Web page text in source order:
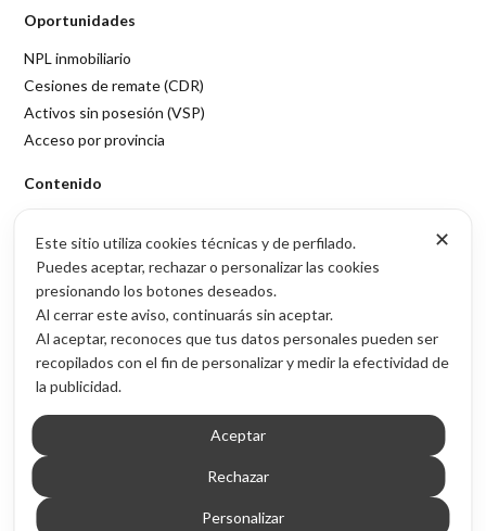
Oportunidades
NPL inmobiliario
Cesiones de remate (CDR)
Activos sin posesión (VSP)
Acceso por provincia
Contenido
Sobre Inmubi
Legal
Aviso legal
Política de privacidad
Política de cookies
© 2026 Inmubi · Inversión inmobiliaria en España
✕
Este sitio utiliza cookies técnicas y de perfilado.
Puedes aceptar, rechazar o personalizar las cookies
presionando los botones deseados.
Al cerrar este aviso, continuarás sin aceptar.
Al aceptar, reconoces que tus datos personales pueden ser
recopilados con el fin de personalizar y medir la efectividad de
la publicidad.
Aceptar
Rechazar
Personalizar